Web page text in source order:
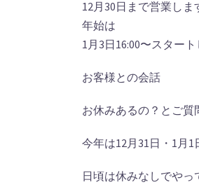
12月30日まで営業しま
年始は
1月3日16:00〜スタート
お客様との会話
お休みあるの？とご質
今年は12月31日・1月
日頃は休みなしでやっ